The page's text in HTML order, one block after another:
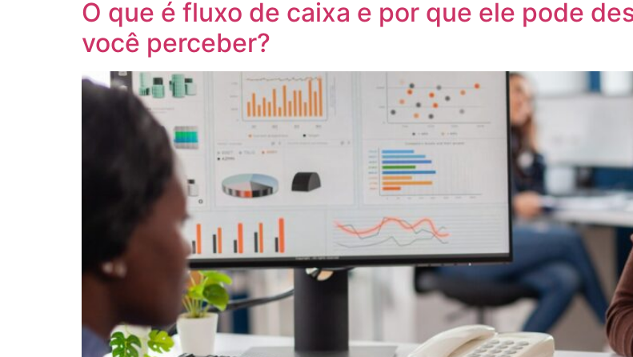
O que é fluxo de caixa e por que ele pode
você perceber?